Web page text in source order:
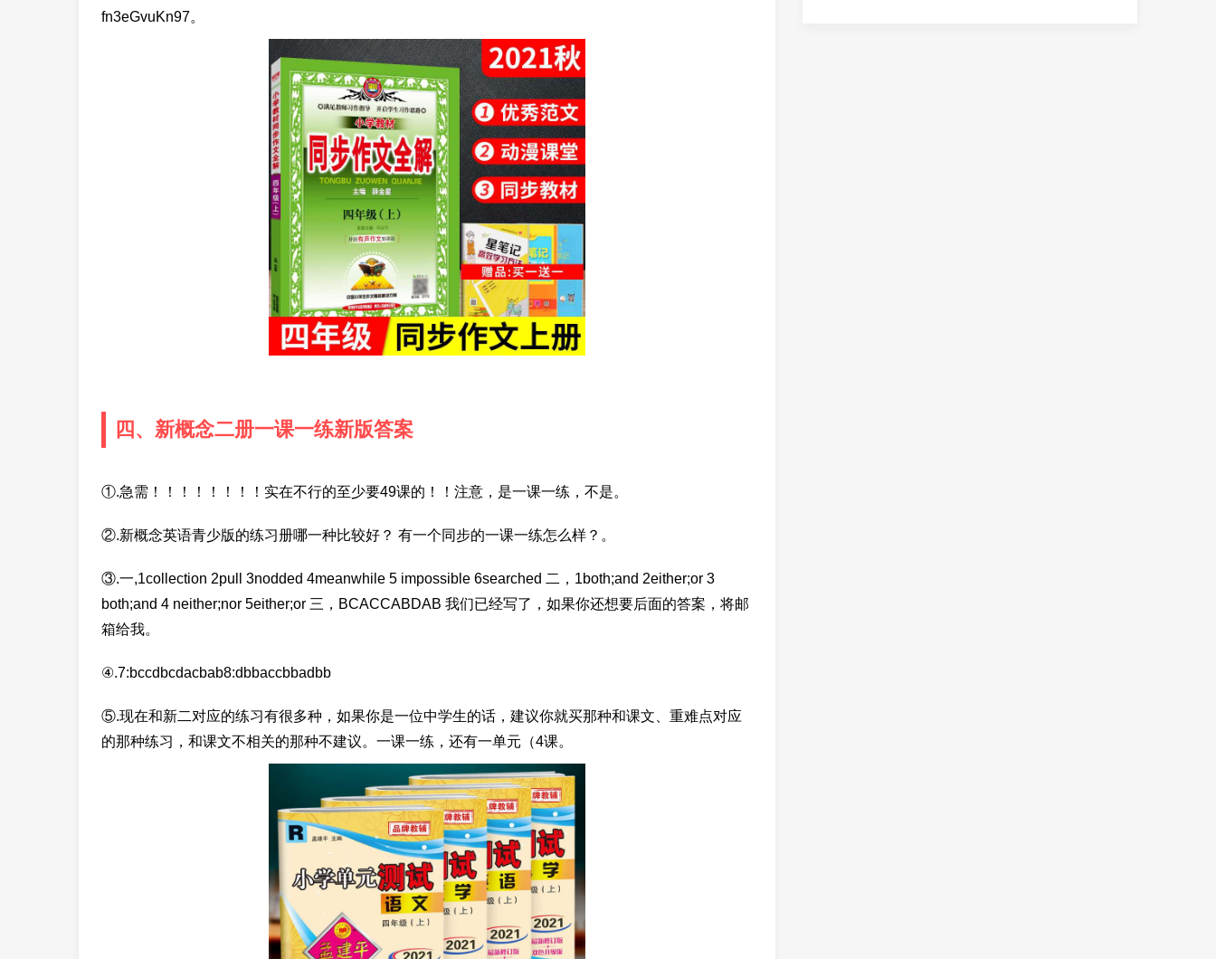
fn3eGvuKn97。
四、新概念二册一课一练新版答案
①.急需！！！！！！！！实在不行的至少要49课的！！注意，是一课一练，不是。
②.新概念英语青少版的练习册哪一种比较好？ 有一个同步的一课一练怎么样？。
③.一,1collection 2pull 3nodded 4meanwhile 5 impossible 6searched 二，1both;and 2either;or 3
both;and 4 neither;nor 5either;or 三，BCACCABDAB 我们已经写了，如果你还想要后面的答案，将邮
箱给我。
④.7:bccdbcdacbab8:dbbaccbbadbb
⑤.现在和新二对应的练习有很多种，如果你是一位中学生的话，建议你就买那种和课文、重难点对应
的那种练习，和课文不相关的那种不建议。一课一练，还有一单元（4课。